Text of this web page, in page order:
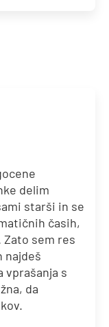
delim
starši in se
časih,
sem res
najdeš
vprašanja s
da